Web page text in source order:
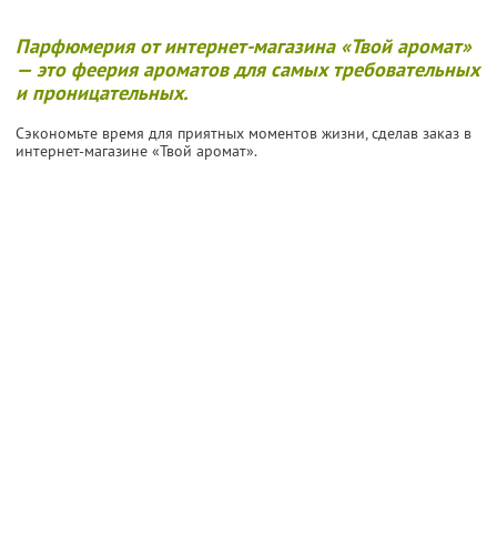
Парфюмерия от интернет-магазина «Твой аромат»
— это феерия ароматов для самых требовательных
и проницательных.
Сэкономьте время для приятных моментов жизни, сделав заказ в
интернет-магазине «Твой аромат».